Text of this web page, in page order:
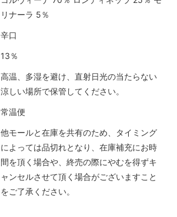
リナーラ 5％
辛口
13％
高温、多湿を避け、直射日光の当たらない
涼しい場所で保管してください。
常温便
他モールと在庫を共有のため、タイミング
によっては品切れとなり、在庫補充にお時
間を頂く場合や、終売の際にやむを得ずキ
ャンセルさせて頂く場合がございますこと
をご了承ください。